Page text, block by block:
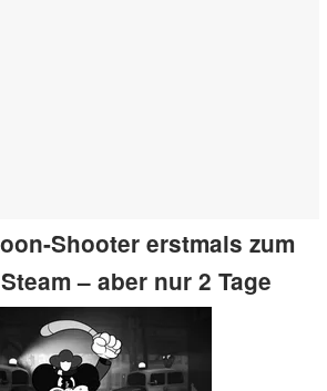
Shooter erstmals zum
– aber nur 2 Tage